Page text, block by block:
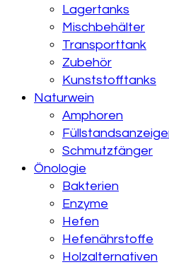
Lagertanks
Mischbehälter
Transporttank
Zubehör
Kunststofftanks
Naturwein
Amphoren
Schmutzfänger
Önologie
Bakterien
Enzyme
Hefen
Hefenährstoffe
Holzalternativen